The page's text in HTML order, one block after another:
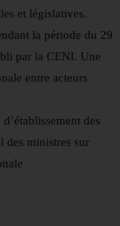
et législatives.
la période du 29
par la CENI. Une
entre acteurs
des
des ministres sur